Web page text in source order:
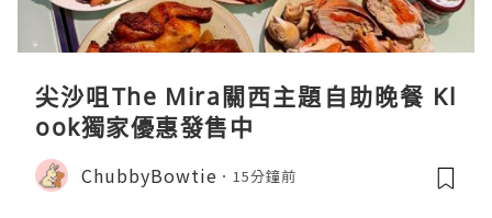
尖沙咀The Mira關西主題自助晚餐 Kl
ook獨家優惠發售中
ChubbyBowtie 15分鐘前